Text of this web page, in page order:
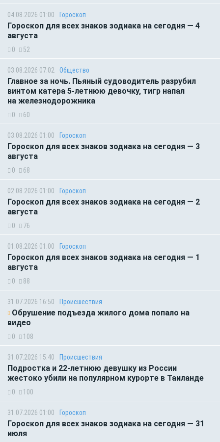
04.08.2026 01:00 Гороскоп
Гороскоп для всех знаков зодиака на сегодня — 4
августа
0 52
03.08.2026 07:02 Общество
Главное за ночь. Пьяный судоводитель разрубил
винтом катера 5-летнюю девочку, тигр напал
на железнодорожника
0 60
03.08.2026 01:00 Гороскоп
Гороскоп для всех знаков зодиака на сегодня — 3
августа
0 68
02.08.2026 01:00 Гороскоп
Гороскоп для всех знаков зодиака на сегодня — 2
августа
0 76
01.08.2026 01:00 Гороскоп
Гороскоп для всех знаков зодиака на сегодня — 1
августа
0 88
31.07.2026 16:50 Происшествия
Обрушение подъезда жилого дома попало на
видео
0 108
31.07.2026 15:40 Происшествия
Подростка и 22-летнюю девушку из России
жестоко убили на популярном курорте в Таиланде
0 100
31.07.2026 01:00 Гороскоп
Гороскоп для всех знаков зодиака на сегодня — 31
июля